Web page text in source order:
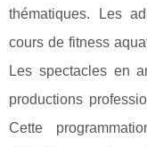
thématiques. Les
cours de fitness
Les spectacles en
productions
Cette